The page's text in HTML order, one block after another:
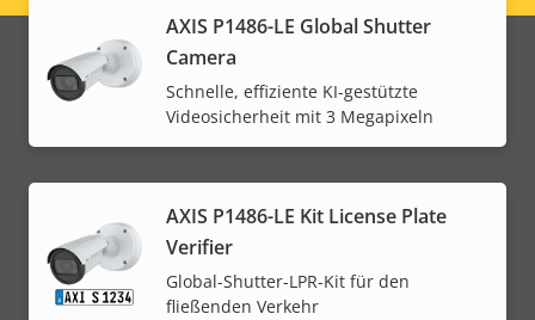
AXIS P1486-LE Global Shutter
Camera
Schnelle, effiziente KI-gestützte
Videosicherheit mit 3 Megapixeln
AXIS P1486-LE Kit License Plate
Verifier
Global-Shutter-LPR-Kit für den
fließenden Verkehr
menu